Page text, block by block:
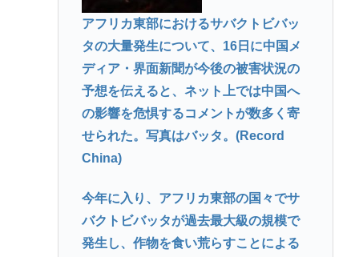
アフリカ東部におけるサバクトビバッ
タの大量発生について、16日に中国メ
ディア・界面新聞が今後の被害状況の
予想を伝えると、ネット上では中国へ
の影響を危惧するコメントが数多く寄
せられた。写真はバッタ。(Record
China)
今年に入り、アフリカ東部の国々でサ
バクトビバッタが過去最大級の規模で
発生し、作物を食い荒らすことによる